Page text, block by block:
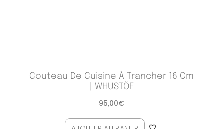
Couteau De Cuisine À Trancher 16 Cm
| WHUSTÖF
95,00€